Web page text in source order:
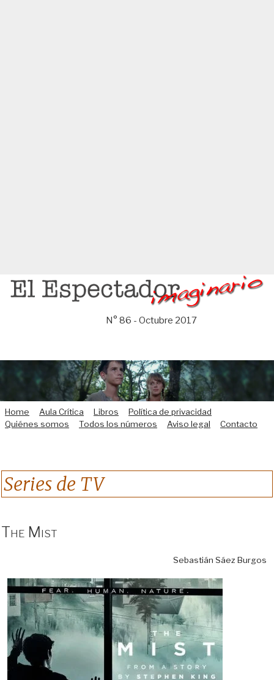
Saltar
N° 86 - Octubre 2017
Home Aula Crítica Libros
Política de privacidad
Quiénes somos
Todos los números Aviso legal Contacto
Series de TV
The Mist
Sebastián Sáez Burgos